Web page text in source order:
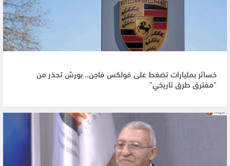
خسائر بمليارات تضغط على فولكس فاجن.. بورش تحذر من
"مفترق طرق تاريخي"